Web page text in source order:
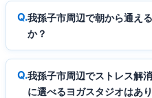
我孫子市周辺で朝から通え
か？
我孫子市周辺でストレス解
に選べるヨガスタジオはあ